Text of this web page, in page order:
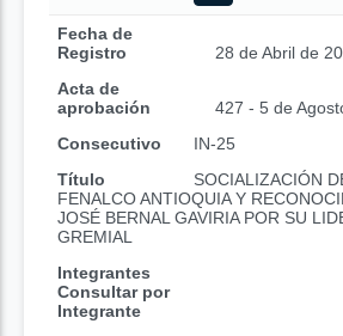
Fecha de
Registro
28 de Abril de
Acta de
aprobación
427 - 5 de
Consecutivo
IN-25
Título
SOCIALIZACIÓN
FENALCO ANTIOQUIA Y
JOSÉ BERNAL GAVIRIA POR SU
GREMIAL
Integrantes
Consultar por
Integrante